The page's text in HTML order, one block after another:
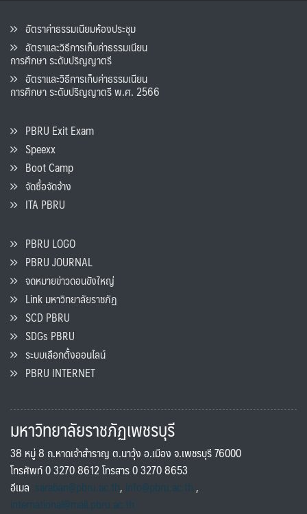
อัตราค่าธรรมเนียมห้องประชุม
อัตราและวิธีการเก็บค่าธรรมเนียน
การศึกษา ระดับปริญญาตรี
อัตราและวิธีการเก็บค่าธรรมเนียน
การศึกษา ระดับปริญญาตรี พ.ศ. 2566
PBRU Exit Exam
Speexx
Boot Camp
จัดซื้อจัดจ้าง
ITA PBRU
PBRU LOGO
PBRU JOURNAL
จดหมายข่าวดอนขังใหญ่
Link มหาวิทยาลัยราชภัฏ
SCD PBRU
SDGs PBRU
ระบบเลือกตั้งออนไลน์
PBRU INTERNET
มหาวิทยาลัยราชภัฏเพชรบุรี
38 หมู่ 8 ถ.หาดเจ้าสำราญ ต.นาวุ้ง อ.เมือง จ.เพชรบุรี 76000
โทรศัพท์ 0 3270 8612 โทรสาร 0 3270 8653
อีเมล saraban@pbru.ac.th, info@pbru.ac.th,
international@mail.pbru.ac.th